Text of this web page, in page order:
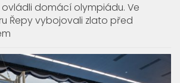
domácí olympiádu. Ve
Řepy vybojovali zlato před